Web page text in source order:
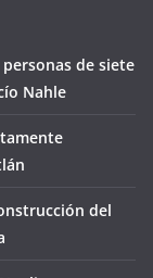
de siete
Nahle
del